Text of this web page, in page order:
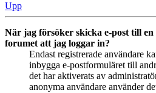
Upp
När jag försöker skicka e-post till
forumet att jag loggar in?
Endast registrerade användare
inbygga e-postformuläret till
det har aktiverats av
anonyma användare använder